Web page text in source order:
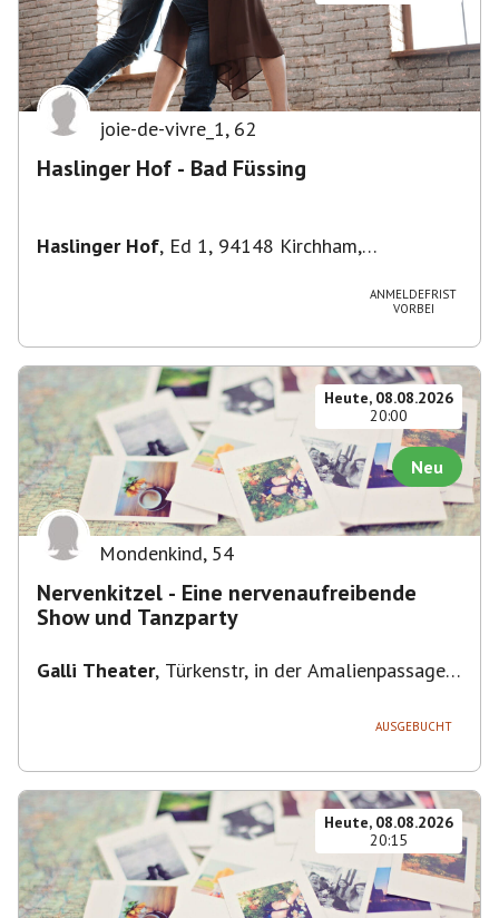
joie-de-vivre_1, 62
Haslinger Hof - Bad Füssing
Haslinger Hof, Ed 1, 94148 Kirchham,
ANMELDEFRIST
VORBEI
Heute, 08.08.2026
20:00
Neu
Mondenkind, 54
Nervenkitzel - Eine nervenaufreibende
Show und Tanzparty
Galli Theater, Türkenstr, in der Amalienpassage
AUSGEBUCHT
Heute, 08.08.2026
20:15